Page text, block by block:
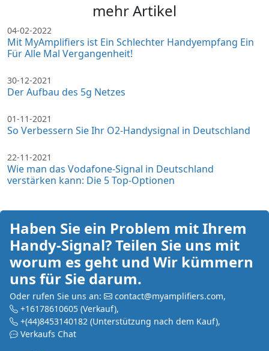
mehr Artikel
04-02-2022
Mit MyAmplifiers ist Ein Schlechter Handyempfang Ein
Für Alle Mal Vergangenheit!
30-12-2021
Der Aufbau des 5g Netzes
01-11-2021
So Verbessern Sie Ihr O2-Handysignal in Deutschland
22-11-2021
Wie man das Vodafone-Signal in Deutschland
verstärken kann: Die 5 Top-Optionen
Haben Sie ein Problem mit Ihrem
Handy-Signal? Teilen Sie uns mit
worum es geht und Wir kümmern
uns für Sie darum.
Oder rufen Sie uns an: contact@myamplifiers.com,
+16178610605 (Verkauf),
+(44)8453140182 (Unterstützung nach dem Kauf),
Verkaufs Chat